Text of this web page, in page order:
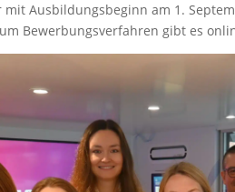
mit Ausbildungsbeginn am 1.
Bewerbungsverfahren gibt es